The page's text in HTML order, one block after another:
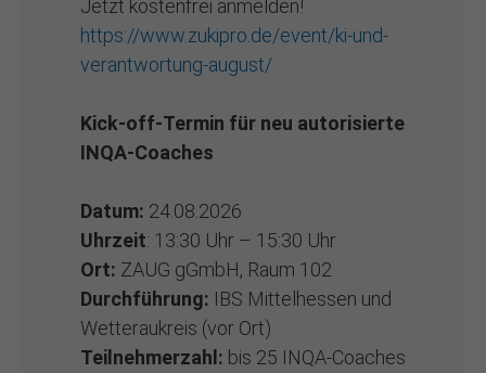
Jetzt kostenfrei anmelden!
https://www.zukipro.de/event/ki-und-
verantwortung-august/
Kick-off-Termin für neu autorisierte
INQA-Coaches
Datum: 24.08.2026
Uhrzeit: 13:30 Uhr – 15:30 Uhr
Ort: ZAUG gGmbH, Raum 102
Durchführung: IBS Mittelhessen und
Wetteraukreis (vor Ort)
Teilnehmerzahl: bis 25 INQA-Coaches